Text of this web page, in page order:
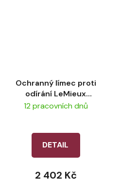
Ochranný límec proti
odírání LeMieux
Sensitive - Navy
12 pracovních dnů
DETAIL
2 402 Kč